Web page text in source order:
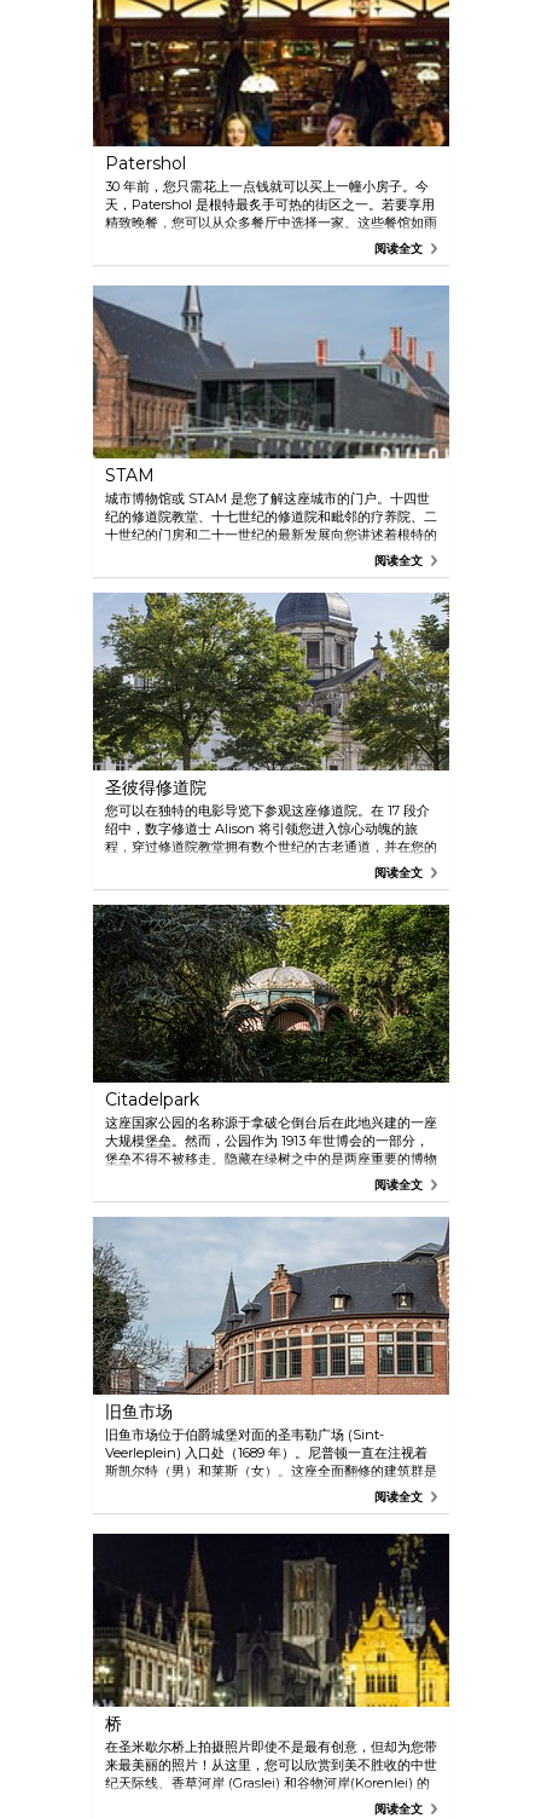
Patershol
30 年前，您只需花上一点钱就可以买上一幢小房子。今
天，Patershol 是根特最炙手可热的街区之一。若要享用
精致晚餐，您可以从众多餐厅中选择一家。这些餐馆如雨
后春笋般在中世纪的小巷中涌现。从日本菜到泰国菜，再
到传统的佛兰德佛兰德菜式，您可以在这里找到一切。
阅读全文
STAM
城市博物馆或 STAM 是您了解这座城市的门户。十四世
纪的修道院教堂、十七世纪的修道院和毗邻的疗养院、二
十世纪的门房和二十一世纪的最新发展向您讲述着根特的
阅读全文
圣彼得修道院
您可以在独特的电影导览下参观这座修道院。在 17 段介
绍中，数字修道士 Alison 将引领您进入惊心动魄的旅
程，穿过修道院教堂拥有数个世纪的古老通道，并在您的
帮助下试图解开其中的谜团。圣彼得修道院的食堂侧厅是
真正的中世纪建筑。美丽壮观的花园有着葡萄园和废墟，
是城市中心的一片绿洲。圣彼得修道院每年都举办久负盛
名的国际化文化展览。
阅读全文
Citadelpark
这座国家公园的名称源于拿破仑倒台后在此地兴建的一座
大规模堡垒。然而，公园作为 1913 年世博会的一部分，
堡垒不得不被移走。隐藏在绿树之中的是两座重要的博物
馆：全面翻修的美术博物馆展示古典艺术，而 S.M.A.K.
阅读全文
旧鱼市场
旧鱼市场位于伯爵城堡对面的圣韦勒广场 (Sint-
Veerleplein) 入口处（1689 年）。尼普顿一直在注视着
斯凯尔特（男）和莱斯（女）。这座全面翻修的建筑群是
根特旅游办事处的所在地：新办事处最引人注目的是正中
心的多媒体资料台。通过创新的触摸技术，您可以获取关
阅读全文
桥
在圣米歇尔桥上拍摄照片即使不是最有创意，但却为您带
来最美丽的照片！从这里，您可以欣赏到美不胜收的中世
纪天际线、香草河岸 (Graslei) 和谷物河岸(Korenlei) 的
古老港口、著名的根特三塔（包括圣尼古拉教堂、钟楼和
阅读全文